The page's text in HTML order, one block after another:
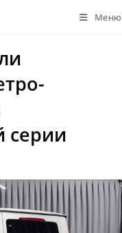
Меню
серии